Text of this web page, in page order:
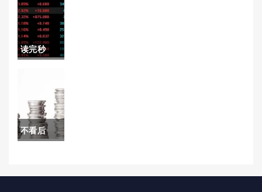
和建议）
恒生指数
网(期货市
场恒生指
读完秒
开户网(介
绍股指期
不看后
期货开户